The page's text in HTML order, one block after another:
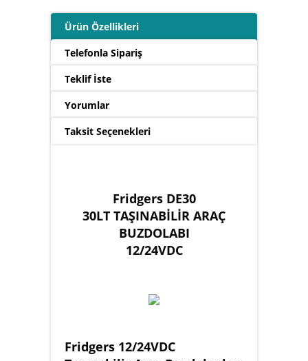
Ürün Özellikleri
Telefonla Sipariş
Teklif İste
Yorumlar
Taksit Seçenekleri
Fridgers DE30
30LT TAŞINABİLİR ARAÇ
BUZDOLABI
12/24VDC
Fridgers 12/24VDC